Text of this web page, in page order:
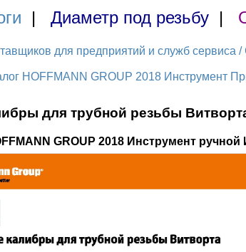
| Диаметр под резьбу |
для предприятий и служб сервиса
HOFFMANN GROUP 2018 Инструмент
для трубной резьбы
GROUP 2018 Инструмент